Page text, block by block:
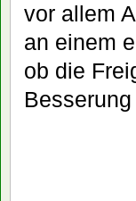
vor allem
an einem
ob die